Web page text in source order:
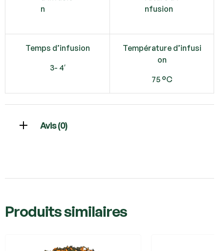
Temps d’infusion
3- 4′
Température d’infusi
on
75 °C
Avis (0)
Produits similaires